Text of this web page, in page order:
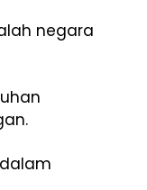
negara